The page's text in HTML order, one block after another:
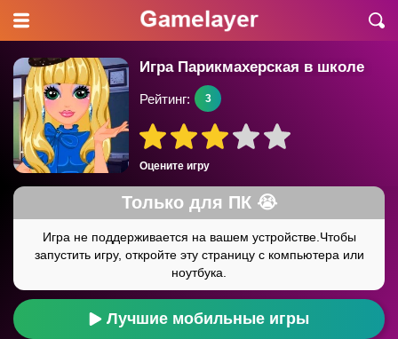
Игра Парикмахерская в школе
Оцените игру
Рейтинг: 3
Лучшие мобильные игры